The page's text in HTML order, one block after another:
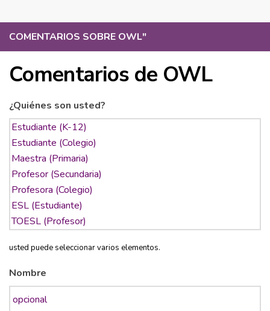
COMENTARIOS SOBRE OWL"
Comentarios de OWL
¿Quiénes son usted?
usted puede seleccionar varios elementos.
Nombre